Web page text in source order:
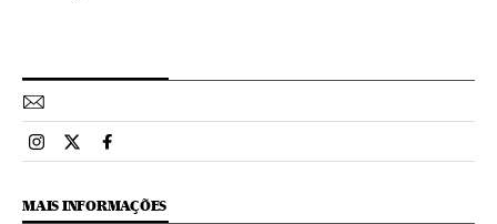
Esportes El País Brasil en Instagram
Esportes El País Brasil en Twitter
Esportes El País Brasil en Facebook
MAIS INFORMAÇÕES